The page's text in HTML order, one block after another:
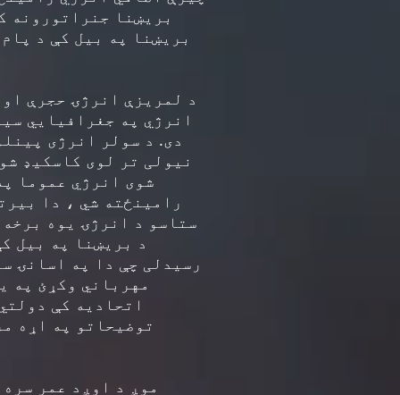
بریښنا جنراتورونه
بریښنا په بیل کې د
انرژي په جغرافیایي
دی. د سولر انرژی
نیولی تر لوی کاسکیډ
شوی انرژي عموما
رامینځته شي ، دا
ستاسو د انرژۍ یوه
د بریښنا په بیل
رسیدلی چې دا په اسانۍ
مهرباني وکړئ په
اتحادیه کې
توضیحاتو په اړه